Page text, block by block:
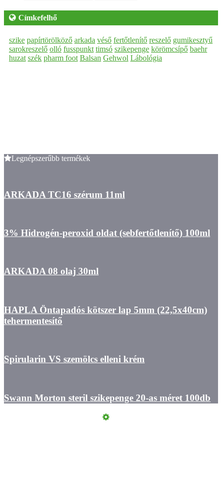
Címkefelhő
szike papírtörölköző arkada véső fertőtlenítő reszelő gumikesztyű
sarokreszelő olló fusspunkt timsó szikepenge körömcsípő baehr
huzat szék pharm foot Balsan Gehwol Lábológia
Legnépszerűbb termékek
ARKADA TC16 szérum 11ml
3% Hidrogén-peroxid oldat (sebfertőtlenítő) 100ml
ARKADA 08 olaj 30ml
HAPLA Öntapadós kötszer lap 5mm (22,5x40cm)
tehermentesítő
Spirularin VS szemölcs elleni krém
Swann Morton steril szikepenge 20-as méret 100db